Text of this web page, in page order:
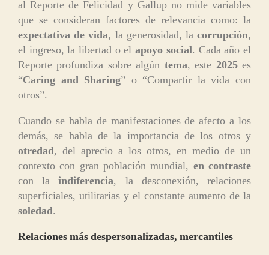
al Reporte de Felicidad y Gallup no mide variables
que se consideran factores de relevancia como: la
expectativa de vida, la generosidad, lacorrupción,
el ingreso, la libertad o elapoyo social. Cada año el
Reporte profundiza sobre algún tema, este 2025es
“Caring and Sharing” o “Compartir la vida con
otros”.
Cuando se habla de manifestaciones de afecto a los
demás, se habla de la importancia de los otros y
otredad, del aprecio a los otros, en medio de un
contexto con gran población mundial, en contraste
con laindiferencia, la desconexión, relaciones
superficiales, utilitarias y el constante aumento de la
soledad.
Relaciones más despersonalizadas, mercantiles